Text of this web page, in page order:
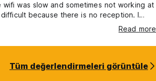
was slow and sometimes not working at
because there is no reception. I
have internet to text the number on the
in, somebody helped me. The location
from that I did not enjoy.
Read more
Tüm değerlendirmeleri görüntüle